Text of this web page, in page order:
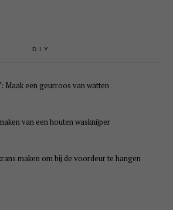
DIY
Maak een geurroos van watten
van een houten wasknijper
maken om bij de voordeur te hangen